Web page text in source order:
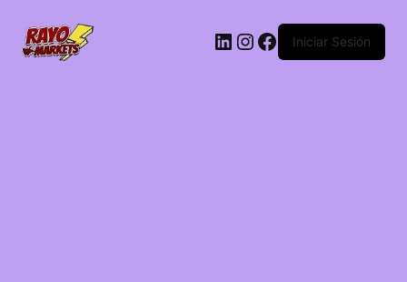
LinkedIn
Instagram
Facebook
Iniciar Sesión